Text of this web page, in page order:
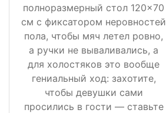
полноразмерный стол 120×70
см с фиксатором неровностей
пола, чтобы мяч летел ровно,
а ручки не вываливались, а
для холостяков это вообще
гениальный ход: захотите,
чтобы девушки сами
просились в гости — ставьте